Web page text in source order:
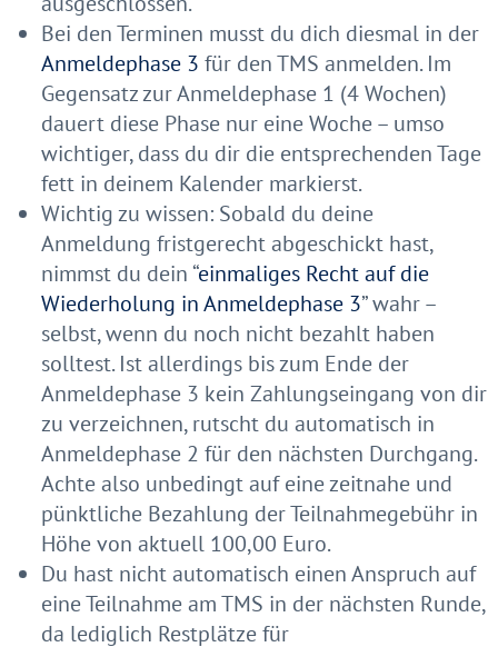
Bei den Terminen musst du dich diesmal in der
Anmeldephase 3 für den TMS anmelden. Im
Gegensatz zur Anmeldephase 1 (4 Wochen)
dauert diese Phase nur eine Woche – umso
wichtiger, dass du dir die entsprechenden Tage
fett in deinem Kalender markierst.
Wichtig zu wissen: Sobald du deine
Anmeldung fristgerecht abgeschickt hast,
nimmst du dein “einmaliges Recht auf die
Wiederholung in Anmeldephase 3” wahr –
selbst, wenn du noch nicht bezahlt haben
solltest. Ist allerdings bis zum Ende der
Anmeldephase 3 kein Zahlungseingang von dir
zu verzeichnen, rutscht du automatisch in
Anmeldephase 2 für den nächsten Durchgang.
Achte also unbedingt auf eine zeitnahe und
pünktliche Bezahlung der Teilnahmegebühr in
Höhe von aktuell 100,00 Euro.
Du hast nicht automatisch einen Anspruch auf
eine Teilnahme am TMS in der nächsten Runde,
da lediglich Restplätze für